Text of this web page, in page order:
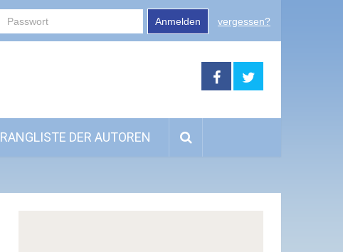
Anmelden vergessen?
RANGLISTE DER AUTOREN